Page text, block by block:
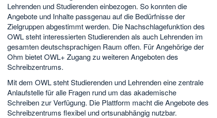
Lehrenden und Studierenden einbezogen. So konnten die
Angebote und Inhalte passgenau auf die Bedürfnisse der
Zielgruppen abgestimmt werden. Die Nachschlagefunktion des
OWL steht interessierten Studierenden als auch Lehrenden im
gesamten deutschsprachigen Raum offen. Für Angehörige der
Ohm bietet OWL+ Zugang zu weiteren Angeboten des
Schreibzentrums.
Mit dem OWL steht Studierenden und Lehrenden eine zentrale
Anlaufstelle für alle Fragen rund um das akademische
Schreiben zur Verfügung. Die Plattform macht die Angebote des
Schreibzentrums flexibel und ortsunabhängig nutzbar.